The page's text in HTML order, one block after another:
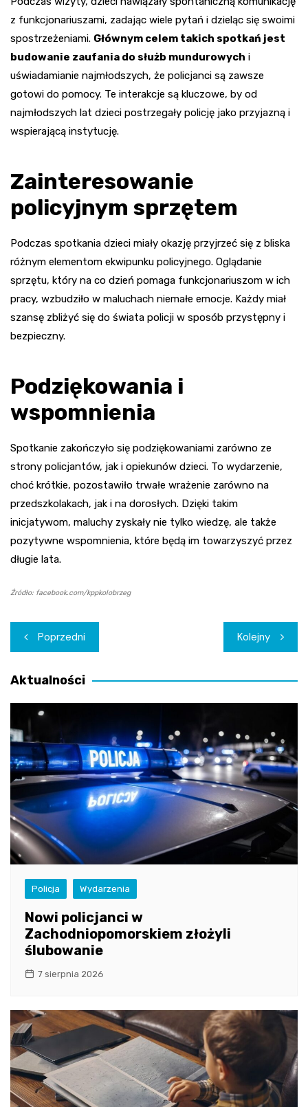
z funkcjonariuszami, zadając wiele pytań i dzieląc się swoimi
spostrzeżeniami. Głównym celem takich spotkań jest
budowanie zaufania do służb mundurowych i
uświadamianie najmłodszych, że policjanci są zawsze
gotowi do pomocy. Te interakcje są kluczowe, by od
najmłodszych lat dzieci postrzegały policję jako przyjazną i
wspierającą instytucję.
Zainteresowanie
policyjnym sprzętem
Podczas spotkania dzieci miały okazję przyjrzeć się z bliska
różnym elementom ekwipunku policyjnego. Oglądanie
sprzętu, który na co dzień pomaga funkcjonariuszom w ich
pracy, wzbudziło w maluchach niemałe emocje. Każdy miał
szansę zbliżyć się do świata policji w sposób przystępny i
bezpieczny.
Podziękowania i
wspomnienia
Spotkanie zakończyło się podziękowaniami zarówno ze
strony policjantów, jak i opiekunów dzieci. To wydarzenie,
choć krótkie, pozostawiło trwałe wrażenie zarówno na
przedszkolakach, jak i na dorosłych. Dzięki takim
inicjatywom, maluchy zyskały nie tylko wiedzę, ale także
pozytywne wspomnienia, które będą im towarzyszyć przez
długie lata.
Źródło: facebook.com/kppkolobrzeg
Nawigacja
wpisu
Poprzedni Kolejny
Aktualności
Policja Wydarzenia
Nowi policjanci w
Zachodniopomorskiem złożyli
ślubowanie
7 sierpnia 2026